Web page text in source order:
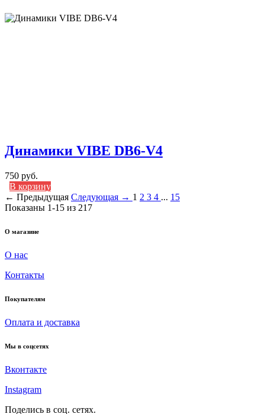
Динамики VIBE DB6-V4
750 руб.
В корзину
← Предыдущая Следующая → 1 2 3 4 ... 15
Показаны 1-15 из 217
О магазине
О нас
Контакты
Покупателям
Оплата и доставка
Мы в соцсетях
Вконтакте
Instagram
Поделись в соц. сетях.